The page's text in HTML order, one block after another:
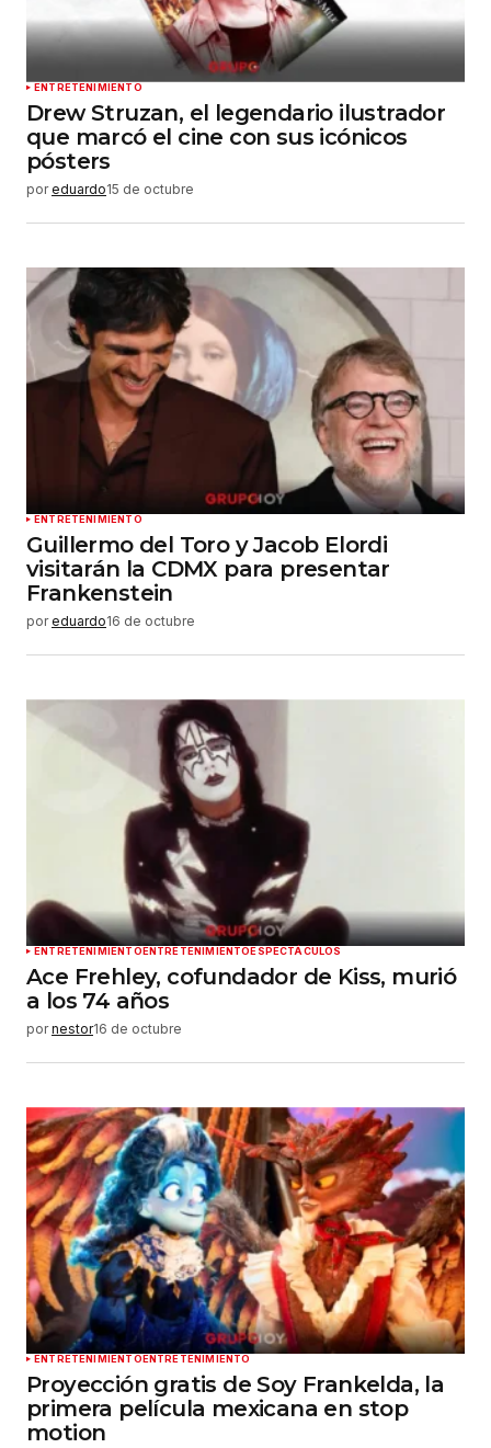
ENTRETENIMIENTO
Drew Struzan, el legendario ilustrador
que marcó el cine con sus icónicos
pósters
por eduardo15 de octubre
ENTRETENIMIENTO
Guillermo del Toro y Jacob Elordi
visitarán la CDMX para presentar
Frankenstein
por eduardo16 de octubre
ENTRETENIMIENTOENTRETENIMIENTOESPECTÁCULOS
Ace Frehley, cofundador de Kiss, murió
a los 74 años
por nestor16 de octubre
ENTRETENIMIENTO ENTRETENIMIENTO
Proyección gratis de Soy Frankelda, la
primera película mexicana en stop
motion